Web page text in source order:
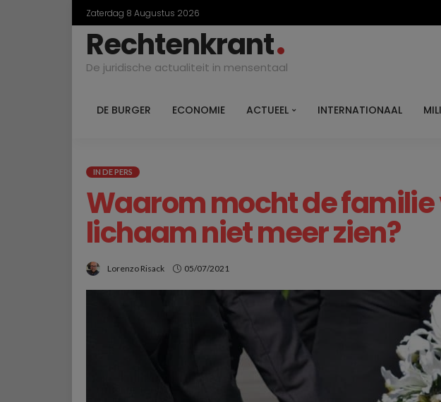
Zaterdag 8 Augustus 2026
Rechtenkrant
De juridische actualiteit in mensentaal
DE BURGER ECONOMIE ACTUEEL INTERNATIONAAL
IN DE PERS
Waarom mocht de
lichaam niet meer zien?
Lorenzo Risack 05/07/2021